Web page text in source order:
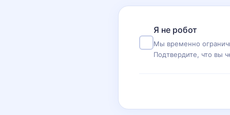
Я не робот
Мы временно
Подтвердите, что вы